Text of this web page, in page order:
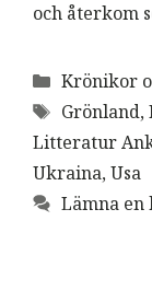
och återkom
Kategorier
Krönikor
Etiketter
Grönland,
Litteratur
Ukraina,Usa
Lämna